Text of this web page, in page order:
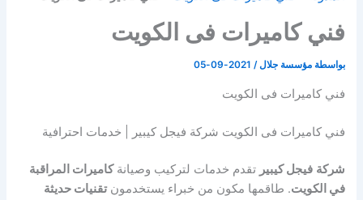
فني كاميرات فى الكويت
بواسطة مؤسسة جلال/
2021-09-05
فني كاميرات فى الكويت
فني كاميرات فى الكويت شركة فيجل كيبير | خدمات احترافية
شركة فيجل كيبير تقدم خدمات لتركيب وصيانةكاميرات المراقبة
في الكويت. طاقمها مكون من خبراء يستخدمونتقنيات حديثة